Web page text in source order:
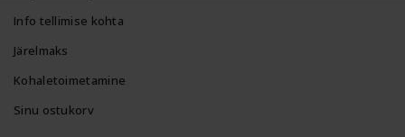
Info tellimise kohta
Järelmaks
Kohaletoimetamine
Sinu ostukorv